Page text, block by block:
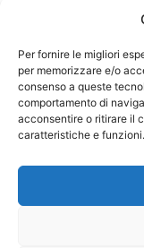
Per fornire le migliori
per memorizzare e/o
consenso a queste
comportamento di
acconsentire o ritirare il
caratteristiche e funzioni.
Responsabile